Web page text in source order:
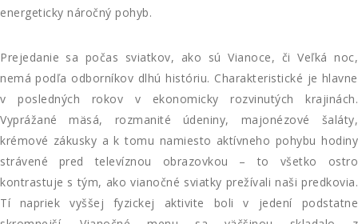
energeticky náročný pohyb.
Prejedanie sa počas sviatkov, ako sú Vianoce, či Veľká noc,
nemá podľa odborníkov dlhú históriu. Charakteristické je hlavne
v posledných rokov v ekonomicky rozvinutých krajinách.
Vyprážané mäsá, rozmanité údeniny, majonézové šaláty,
krémové zákusky a k tomu namiesto aktívneho pohybu hodiny
strávené pred televíznou obrazovkou – to všetko ostro
kontrastuje s tým, ako vianočné sviatky prežívali naši predkovia.
Tí napriek vyššej fyzickej aktivite boli v jedení podstatne